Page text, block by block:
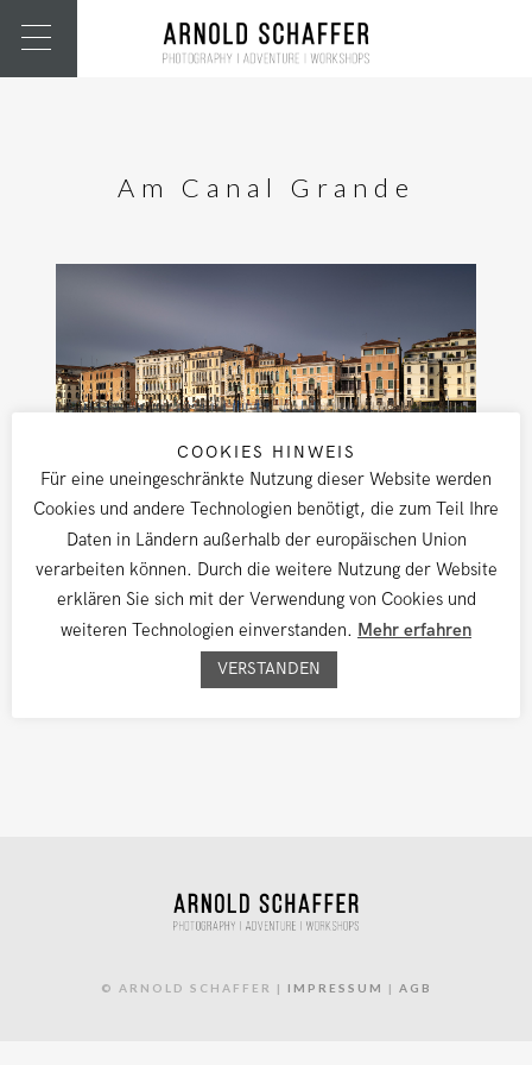
Am Canal Grande
Architektur, Lagune und Langzeitbelichtung
© ARNOLD SCHAFFER | IMPRESSUM | AGB
COOKIES HINWEIS
Für eine uneingeschränkte Nutzung dieser Website werden
Cookies und andere Technologien benötigt, die zum Teil Ihre
Daten in Ländern außerhalb der europäischen Union
verarbeiten können. Durch die weitere Nutzung der Website
erklären Sie sich mit der Verwendung von Cookies und
weiteren Technologien einverstanden. Mehr erfahren
VERSTANDEN